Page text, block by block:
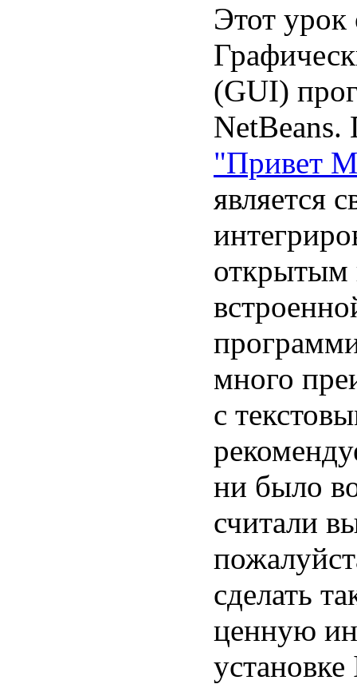
Этот урок
(GUI)
NetBeans.
"Привет
является
открытым
много
с
ни было
считали
сделать
ценную